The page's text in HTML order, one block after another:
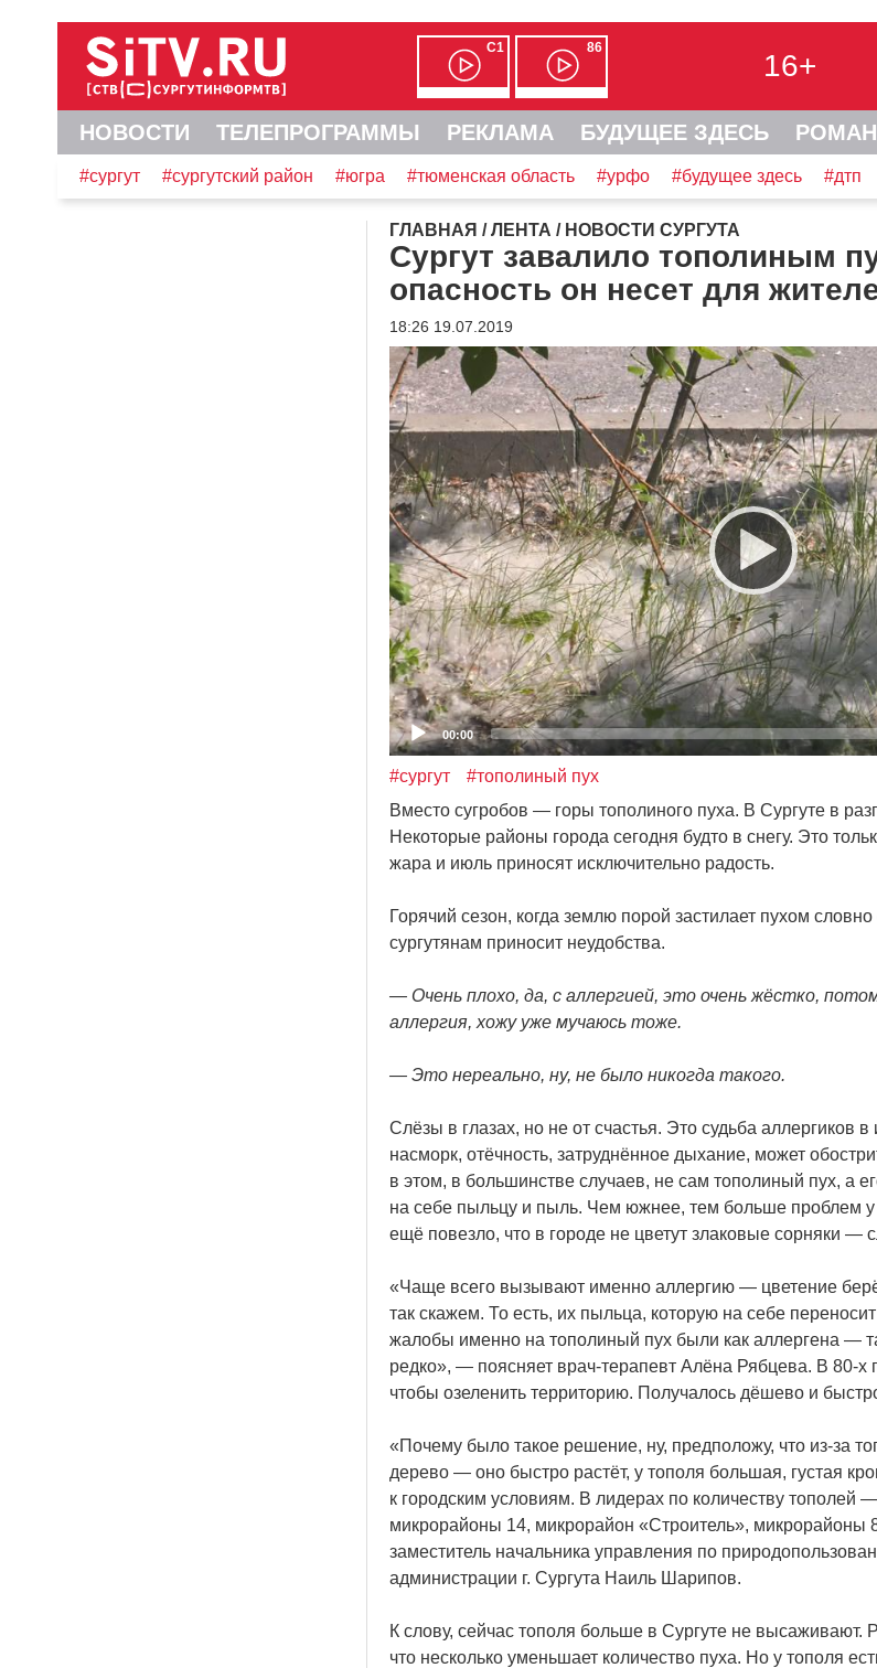
С1 86
16+
НОВОСТИ ТЕЛЕПРОГРАММЫ РЕКЛАМА БУДУЩЕЕ ЗДЕСЬ
#сургут #сургутский район #югра #тюменская область #урфо #будущее здесь #дтп
ГЛАВНАЯ /ЛЕНТА / НОВОСТИ СУРГУТА
Сургут завалило тополиным
опасность он несет для
18:26 19.07.2019
Видеоплеер
00:00
#сургут
#тополиный пух
Вместо сугробов — горы тополиного пуха. В Сургуте в
Некоторые районы города сегодня будто в снегу. Это
жара и июль приносят исключительно радость.
Горячий сезон, когда землю порой застилает пухом
сургутянам приносит неудобства.
— Очень плохо, да, с аллергией, это очень жёстко,
аллергия, хожу уже мучаюсь тоже.
— Это нереально, ну, не было никогда такого.
Слёзы в глазах, но не от счастья. Это судьба аллергиков
насморк, отёчность, затруднённое дыхание, может
в этом, в большинстве случаев, не сам тополиный пух, а
на себе пыльцу и пыль. Чем южнее, тем больше проблем у
ещё повезло, что в городе не цветут злаковые сорняки —
«Чаще всего вызывают именно аллергию — цветение
так скажем. То есть, их пыльца, которую на себе
жалобы именно на тополиный пух были как аллергена —
редко», — поясняет врач-терапевт Алёна Рябцева. В 80-х
чтобы озеленить территорию. Получалось дёшево и
«Почему было такое решение, ну, предположу, что из-за
дерево — оно быстро растёт, у тополя большая, густая
к городским условиям. В лидерах по количеству тополей
микрорайоны 14, микрорайон «Строитель», микрорайоны
заместитель начальника управления по
администрации г. Сургута Наиль Шарипов.
К слову, сейчас тополя больше в Сургуте не высаживают.
что несколько уменьшает количество пуха. Но у тополя